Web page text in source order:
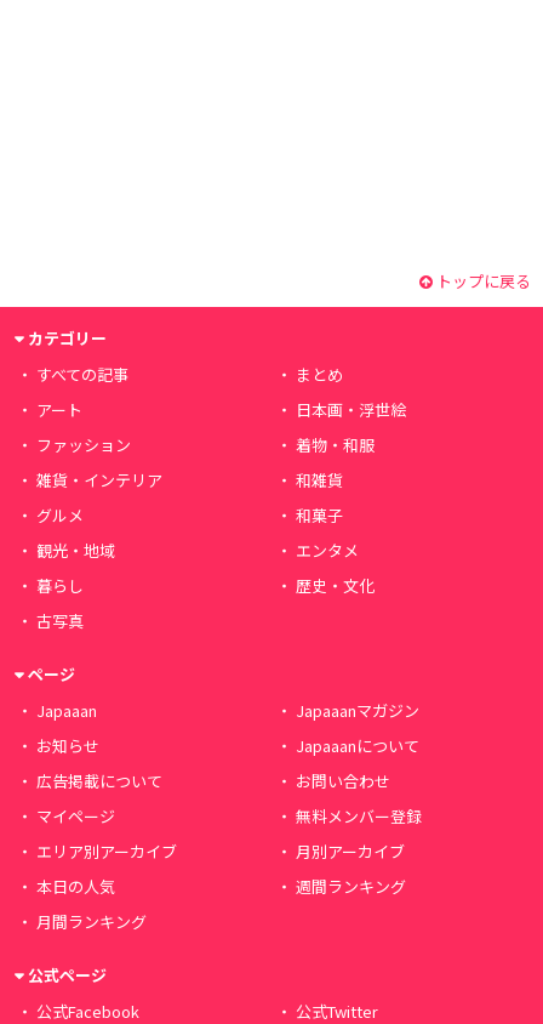
トップに戻る
カテゴリー
すべての記事
まとめ
アート
日本画・浮世絵
ファッション
着物・和服
雑貨・インテリア
和雑貨
グルメ
和菓子
観光・地域
エンタメ
暮らし
歴史・文化
古写真
ページ
Japaaan
Japaaanマガジン
お知らせ
Japaaanについて
広告掲載について
お問い合わせ
マイページ
無料メンバー登録
エリア別アーカイブ
月別アーカイブ
本日の人気
週間ランキング
月間ランキング
公式ページ
公式Facebook
公式Twitter